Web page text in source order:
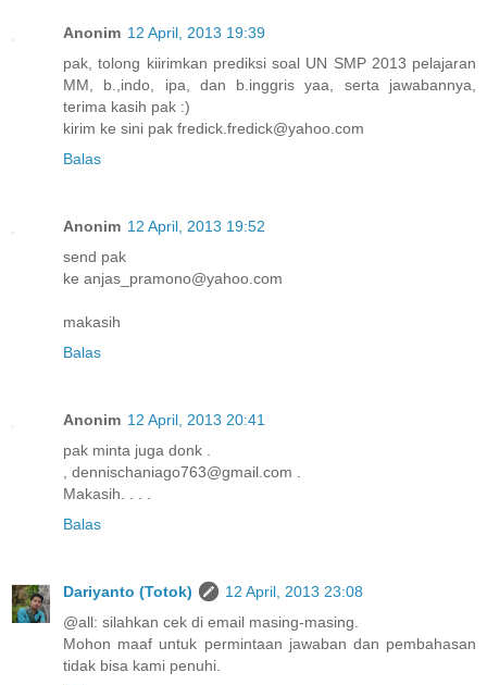
Anonim 12 April, 2013 19:39
pak, tolong kiirimkan prediksi soal UN SMP 2013 pelajaran
MM, b.,indo, ipa, dan b.inggris yaa, serta jawabannya,
terima kasih pak :)
kirim ke sini pak fredick.fredick@yahoo.com
Balas
Anonim 12 April, 2013 19:52
send pak
ke anjas_pramono@yahoo.com
makasih
Balas
Anonim 12 April, 2013 20:41
pak minta juga donk .
, dennischaniago763@gmail.com .
Makasih. . . .
Balas
Dariyanto (Totok)
12 April, 2013 23:08
@all: silahkan cek di email masing-masing.
Mohon maaf untuk permintaan jawaban dan pembahasan
tidak bisa kami penuhi.